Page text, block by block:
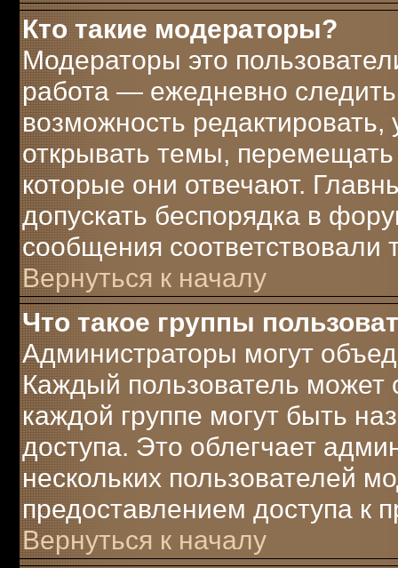
Кто такие модераторы?
Модераторы это
работа — ежедневно
возможность редактировать,
открывать темы,
которые они отвечают.
допускать беспорядка в
сообщения
Вернуться к началу
Что такое группы
Администраторы могут
Каждый пользователь может
каждой группе могут быть
доступа. Это облегчает
нескольких пользователей
предоставлением доступа к
Вернуться к началу